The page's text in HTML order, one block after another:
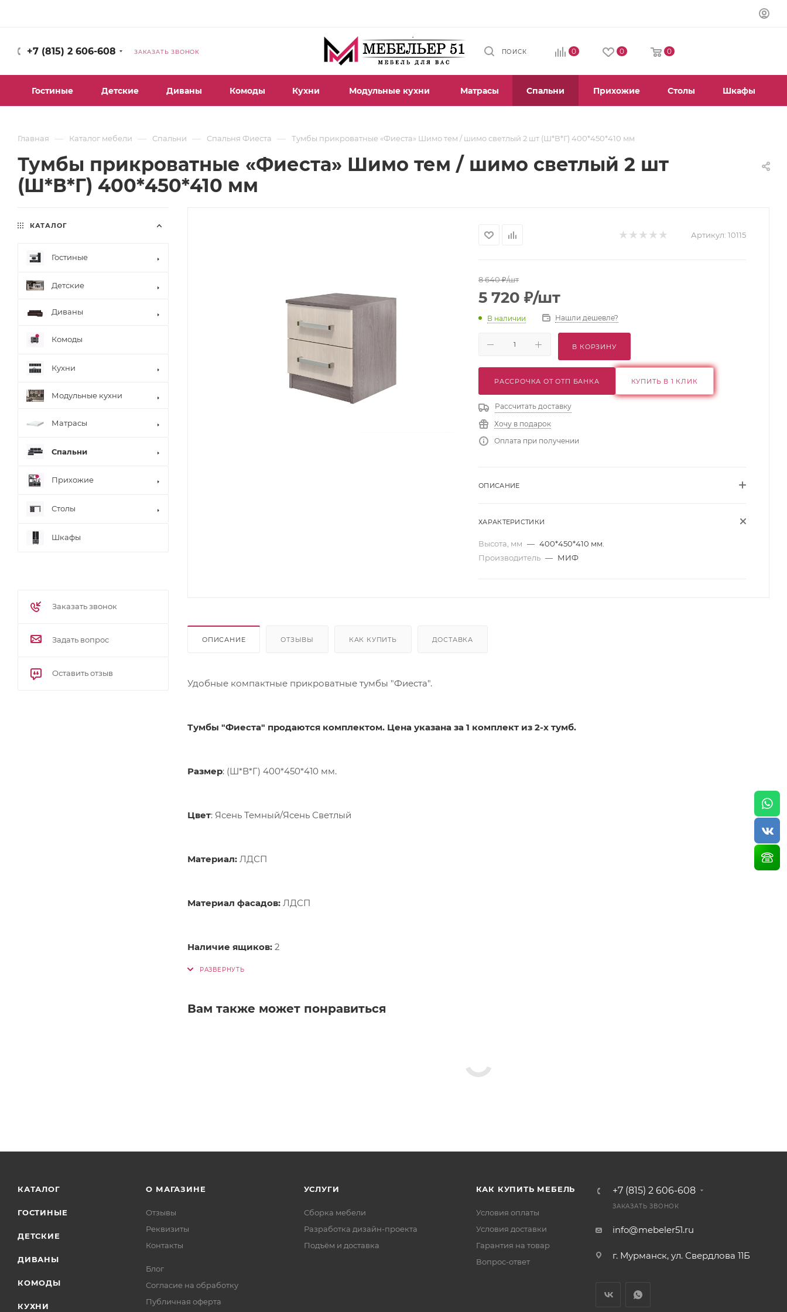
+7 (815) 2 606-608 ЗАКАЗАТЬ ЗВОНОК ПОИСК 0 0 0
Гостиные Детские Диваны Комоды Кухни Модульные кухни Матрасы Спальни Прихожие Столы Шкафы
Главная — Каталог мебели — Спальни — Спальня Фиеста — Тумбы прикроватные «Фиеста» Шимо тем / шимо светлый 2 шт (Ш*В*Г) 400*450*410 мм
Тумбы прикроватные «Фиеста» Шимо тем / шимо светлый 2 шт
(Ш*В*Г) 400*450*410 мм
Артикул: 10115
8 640₽/шт
5 720 ₽/шт
В наличии Нашли дешевле?
В КОРЗИНУ
РАССРОЧКА ОТ ОТП БАНКА КУПИТЬ В 1 КЛИК
Рассчитать доставку
Хочу в подарок
Оплата при получении
ОПИСАНИЕ
ХАРАКТЕРИСТИКИ
Высота, мм — 400*450*410 мм.
Производитель — МИФ
ОПИСАНИЕ ОТЗЫВЫ КАК КУПИТЬ ДОСТАВКА
Удобные компактные прикроватные тумбы "Фиеста".
Тумбы "Фиеста" продаются комплектом. Цена указана за 1 комплект из 2-х тумб.
Размер: (Ш*В*Г) 400*450*410 мм.
Цвет: Ясень Темный/Ясень Светлый
Материал: ЛДСП
Материал фасадов: ЛДСП
Наличие ящиков: 2
Вам также может понравиться
КАТАЛОГ
Гостиные
Детские
Диваны
Комоды
Кухни
Модульные кухни
Матрасы
Спальни
Прихожие
Столы
Шкафы
Заказать звонок
Задать вопрос
Оставить отзыв
КАТАЛОГ
ГОСТИНЫЕ
ДЕТСКИЕ
ДИВАНЫ
КОМОДЫ
КУХНИ
О МАГАЗИНЕ
Отзывы
Реквизиты
Контакты
Блог
Согласие на обработку
Публичная оферта
УСЛУГИ
Сборка мебели
Разработка дизайн-проекта
Подъём и доставка
КАК КУПИТЬ МЕБЕЛЬ
Условия оплаты
Условия доставки
Гарантия на товар
Вопрос-ответ
+7 (815) 2 606-608
ЗАКАЗАТЬ ЗВОНОК
info@mebeler51.ru
г. Мурманск, ул. Свердлова 11Б